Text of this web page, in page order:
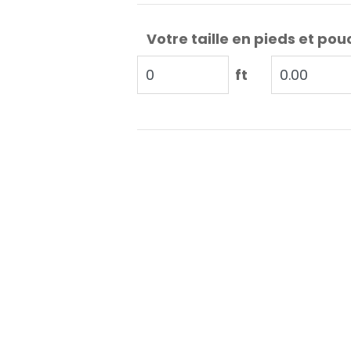
Votre taille en pieds et
ft